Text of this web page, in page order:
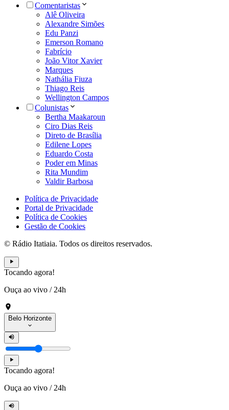
Comentaristas
Alê Oliveira
Alexandre Simões
Edu Panzi
Emerson Romano
Fabrício
João Vitor Xavier
Marques
Nathália Fiuza
Thiago Reis
Wellington Campos
Colunistas
Bertha Maakaroun
Ciro Dias Reis
Direto de Brasília
Edilene Lopes
Eduardo Costa
Poder em Minas
Rita Mundim
Valdir Barbosa
Política de Privacidade
Portal de Privacidade
Política de Cookies
Gestão de Cookies
© Rádio Itatiaia. Todos os direitos reservados.
Tocando agora!
Ouça ao vivo / 24h
Belo Horizonte
Tocando agora!
Ouça ao vivo / 24h